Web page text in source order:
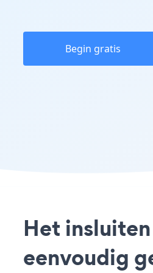
Begin gratis
Het
eenvoudig